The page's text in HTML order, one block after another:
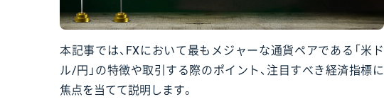
本記事では、FXにおいて最もメジャーな通貨ペアである「米ド
ル/円」の特徴や取引する際のポイント、注目すべき経済指標に
焦点を当てて説明します。